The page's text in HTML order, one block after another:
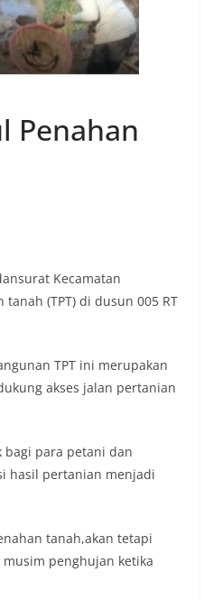
Penahan
Kecamatan
(TPT) di dusun 005 RT
TPT ini merupakan
akses jalan pertanian
bagi para petani dan
hasil pertanian menjadi
tanah,akan tetapi
penghujan ketika